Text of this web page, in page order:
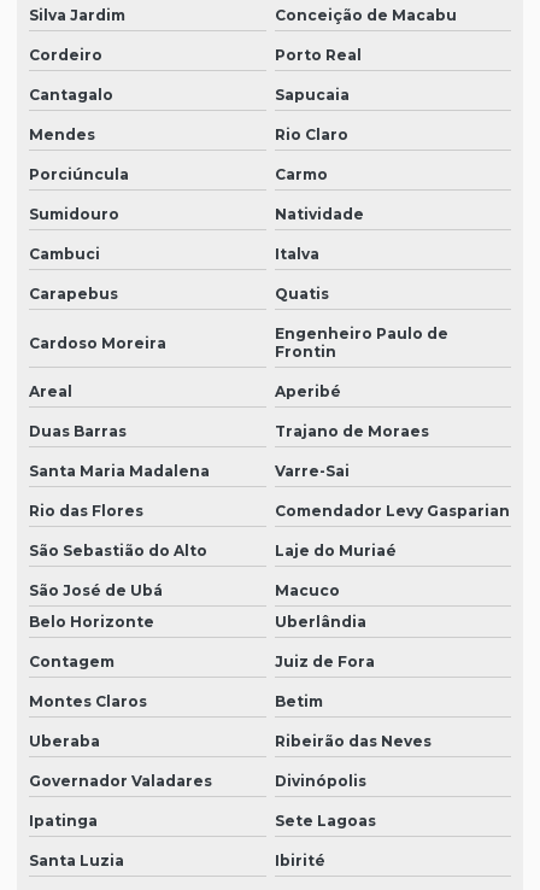
Silva Jardim Conceição de Macabu
Cordeiro Porto Real
Cantagalo Sapucaia
Mendes Rio Claro
Porciúncula Carmo
Sumidouro Natividade
Cambuci Italva
Carapebus Quatis
Cardoso Moreira
Engenheiro Paulo de
Frontin
Areal Aperibé
Duas Barras Trajano de Moraes
Santa Maria Madalena Varre-Sai
Rio das Flores Comendador Levy Gasparian
São Sebastião do Alto Laje do Muriaé
São José de Ubá
Macuco
Belo Horizonte
Uberlândia
Contagem Juiz de Fora
Montes Claros Betim
Uberaba Ribeirão das Neves
Governador Valadares Divinópolis
Ipatinga Sete Lagoas
Santa Luzia Ibirité